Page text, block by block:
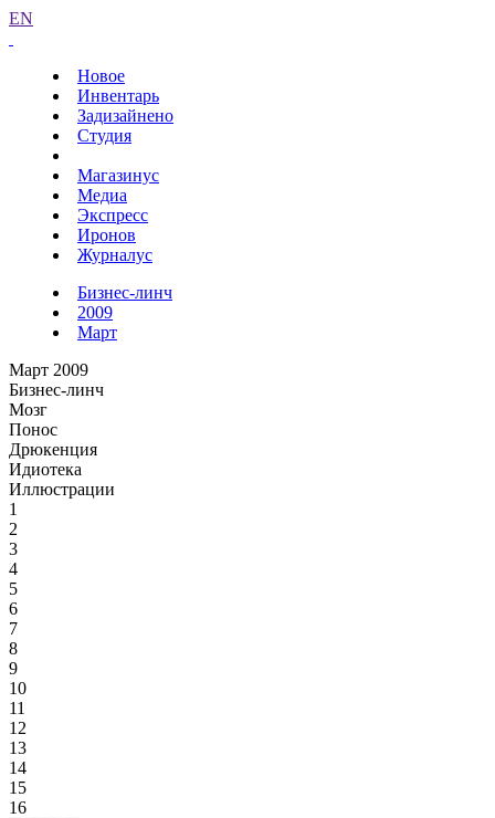
EN
Новое
Инвентарь
Задизайнено
Студия
Магазинус
Медиа
Экспресс
Иронов
Журналус
Бизнес-линч
2009
Март
Март 2009
Бизнес-линч
Мозг
Понос
Дрюкенция
Идиотека
Иллюстрации
1
2
3
4
5
6
7
8
9
10
11
12
13
14
15
16